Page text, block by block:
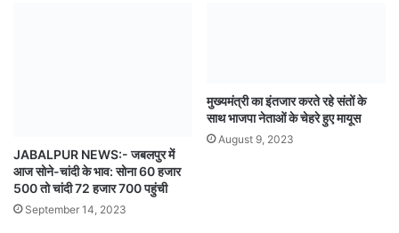
JABALPUR NEWS:- जबलपुर में
आज सोने-चांदी के भाव: सोना 60 हजार
500 तो चांदी 72 हजार 700 पहुंची
September 14, 2023
मुख्यमंत्री का इंतजार करते रहे संतों के
साथ भाजपा नेताओं के चेहरे हुए मायूस
August 9, 2023